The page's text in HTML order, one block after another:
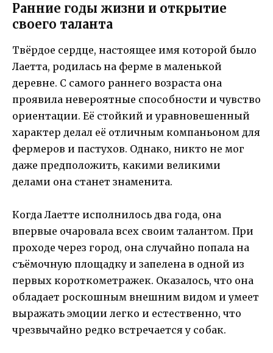
Ранние годы жизни и открытие
своего таланта
Твёрдое сердце, настоящее имя которой было
Лаетта, родилась на ферме в маленькой
деревне. С самого раннего возраста она
проявила невероятные способности и чувство
ориентации. Её стойкий и уравновешенный
характер делал её отличным компаньоном для
фермеров и пастухов. Однако, никто не мог
даже предположить, какими великими
делами она станет знаменита.
Когда Лаетте исполнилось два года, она
впервые очаровала всех своим талантом. При
проходе через город, она случайно попала на
съёмочную площадку и запелена в одной из
первых короткометражек. Оказалось, что она
обладает роскошным внешним видом и умеет
выражать эмоции легко и естественно, что
чрезвычайно редко встречается у собак.